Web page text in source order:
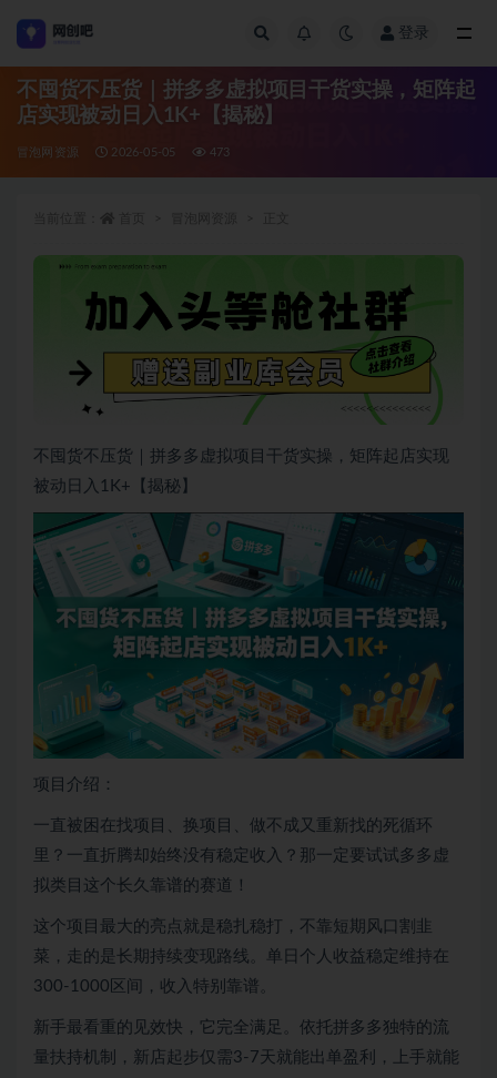
登录
不囤货不压货｜拼多多虚拟项目干货实操，矩阵起
店实现被动日入1K+【揭秘】
冒泡网资源 2026-05-05 473
不囤货不压货｜拼多多虚拟项目干货实操，矩阵起店实现
被动日入1K+【揭秘】
项目介绍：
一直被困在找项目、换项目、做不成又重新找的死循环
里？一直折腾却始终没有稳定收入？那一定要试试多多虚
拟类目这个长久靠谱的赛道！
这个项目最大的亮点就是稳扎稳打，不靠短期风口割韭
菜，走的是长期持续变现路线。单日个人收益稳定维持在
300-1000区间，收入特别靠谱。
新手最看重的见效快，它完全满足。依托拼多多独特的流
量扶持机制，新店起步仅需3-7天就能出单盈利，上手就能